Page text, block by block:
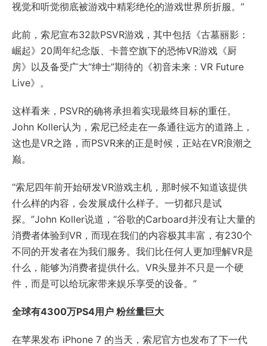
视觉和听觉彻底被游戏中精彩绝伦的游戏世界所折服。”
此前，索尼宣布32款PSVR游戏，其中包括《古墓丽影：
崛起》20周年纪念版、卡普空旗下的恐怖VR游戏《厨
房》以及备受广大“绅士”期待的《初音未来：VR Future
Live》。
这样看来，PSVR的确将承担着实现最终目标的重任。
John Koller认为，索尼已经走在一条通往远方的道路上，
这也是VR之路，而PSVR来的正是时候，正站在VR浪潮之
巅。
“索尼四年前开始研发VR游戏主机，那时候不知道该提供
什么样的内容，会发展成什么样子。一切都只是试
探。”John Koller说道，“谷歌的Carboard并没有让大量的
消费者体验到VR，而现在我们的内容极其丰富，有230个
不同的开发者在为我们服务。我们比任何人更加理解VR是
什么，能够为消费者提供什么。VR头显并不只是一个硬
件，而是可以给玩家带来娱乐享受的设备。”
全球有4300万PS4用户 粉丝量巨大
在苹果发布 iPhone 7 的当天，索尼官方也发布了下一代